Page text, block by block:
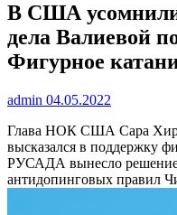
В США
дела Валиевой
Фигурное
admin 04.05.2022
Глава НОК США Сара
высказался в поддержку
РУСАДА вынесло решение
антидопинговых правил